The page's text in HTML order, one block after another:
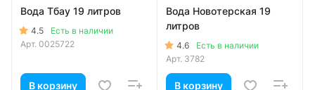
Вода Тбау 19 литров
4.5
Есть в наличии
Арт. 0025722
В корзину
Вода Новотерская 19
литров
4.6
Есть в наличии
Арт. 3782
В корзину